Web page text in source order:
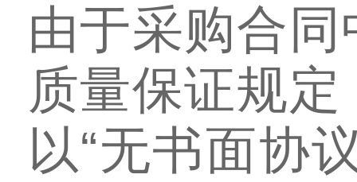
由于采购合
质量保证规
以“无书面协